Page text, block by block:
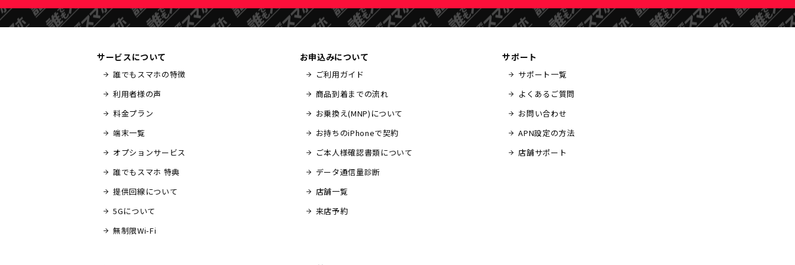
サービスについて
誰でもスマホの特徴
利用者様の声
料金プラン
端末一覧
オプションサービス
誰でもスマホ 特典
提供回線について
5Gについて
無制限Wi-Fi
お申込みについて
ご利用ガイド
商品到着までの流れ
お乗換え(MNP)について
お持ちのiPhoneで契約
ご本人様確認書類について
データ通信量診断
店舗一覧
来店予約
サポート
サポート一覧
よくあるご質問
お問い合わせ
APN設定の方法
店舗サポート